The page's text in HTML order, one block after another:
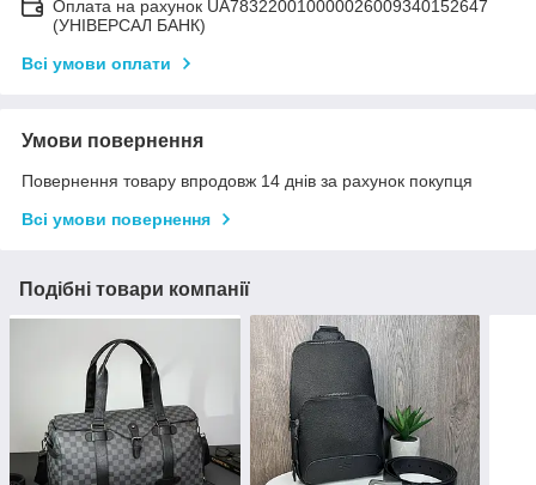
Оплата на рахунок UA783220010000026009340152647
(УНІВЕРСАЛ БАНК)
Всі умови оплати
Умови повернення
Повернення товару впродовж 14 днів за рахунок покупця
Всі умови повернення
Подібні товари компанії